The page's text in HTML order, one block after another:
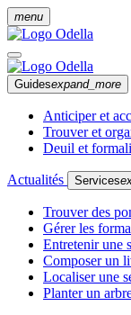
menu
Guidesexpand_more
Anticiper et
Trouver et
Deuil et
Actualités Services
Trouver des
Gérer les
Entretenir une
Composer un
Localiser une
Planter un